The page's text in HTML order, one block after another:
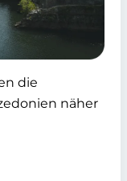
die
näher